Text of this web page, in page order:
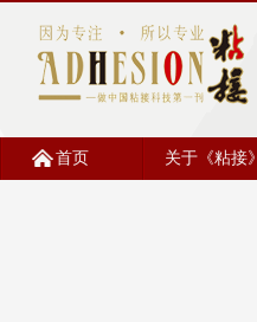
首页 关于《粘接》